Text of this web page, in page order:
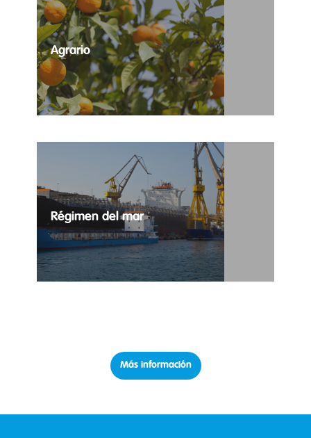
Agrario
Selección de puestos temporales para todas las
necesidades del sector agrario.
Régimen del mar
Trabajo temporal para régimen del mar.
Más información